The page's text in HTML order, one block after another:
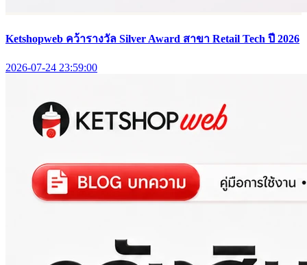
Ketshopweb คว้ารางวัล Silver Award สาขา Retail Tech ปี 2026
2026-07-24 23:59:00